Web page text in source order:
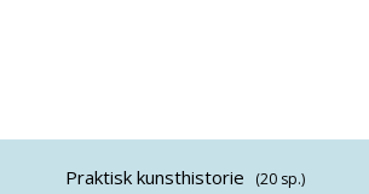
Praktisk kunsthistorie (20 sp.)